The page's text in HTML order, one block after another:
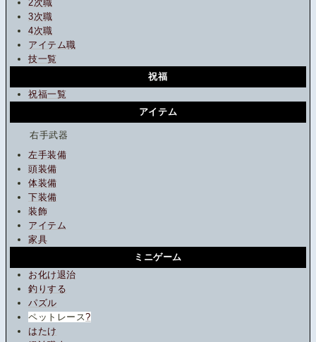
2次職
3次職
4次職
アイテム職
技一覧
祝福
祝福一覧
アイテム
右手武器
左手装備
頭装備
体装備
下装備
装飾
アイテム
家具
ミニゲーム
お化け退治
釣りする
パズル
ペットレース?
はたけ